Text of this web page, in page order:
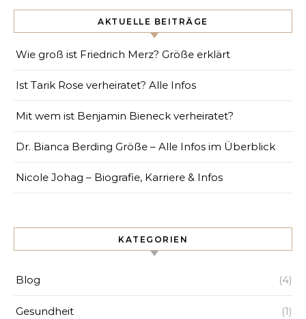
AKTUELLE BEITRÄGE
Wie groß ist Friedrich Merz? Größe erklärt
Ist Tarik Rose verheiratet? Alle Infos
Mit wem ist Benjamin Bieneck verheiratet?
Dr. Bianca Berding Größe – Alle Infos im Überblick
Nicole Johag – Biografie, Karriere & Infos
KATEGORIEN
Blog (4)
Gesundheit (1)